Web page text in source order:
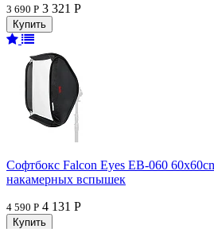
3 690 Р 3 321 Р
Софтбокс Falcon Eyes EB-060
накамерных вспышек
4 590 Р 4 131 Р